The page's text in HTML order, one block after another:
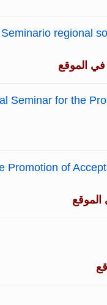
Seminario regional
في الموقع
Seminar for the
Promotion of